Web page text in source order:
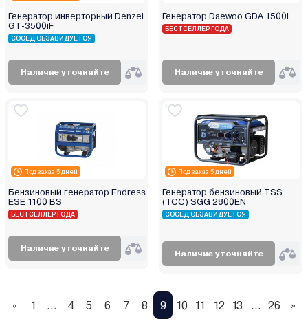
Генератор инверторный Denzel
GT-3500iF
СОСЕД ОБЗАВИДУЕТСЯ
Наличие уточняйте
Генератор Daewoo GDA 1500i
БЕСТСЕЛЛЕР ГОДА
Наличие уточняйте
Под заказ 5 дней
Бензиновый генератор Endress
ESE 1100 BS
БЕСТСЕЛЛЕР ГОДА
Наличие уточняйте
Под заказ 5 дней
Генератор бензиновый TSS
(TCC) SGG 2800EN
СОСЕД ОБЗАВИДУЕТСЯ
Наличие уточняйте
« 1 ... 4 5 6 7 8 9 10 11 12 13 ... 26 »